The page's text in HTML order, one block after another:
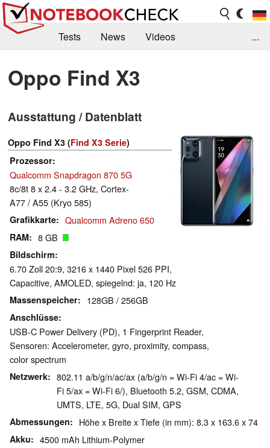
Tests News
Videos
Kaufberatung
Deals Suche
Forum
...
Oppo Find X3
Ausstattung / Datenblatt
Oppo Find X3 (Find X3 Serie)
Prozessor
Qualcomm Snapdragon 870 5G
8c/8t 8 x 2.4 - 3.2 GHz, Cortex-
A77 / A55 (Kryo 585)
Grafikkarte Qualcomm Adreno 650
RAM 8 GB
Bildschirm
6.70 Zoll 20:9, 3216 x 1440 Pixel 526 PPI,
Capacitive, AMOLED, spiegelnd: ja, 120 Hz
Massenspeicher 128GB / 256GB
Anschlüsse
USB-C Power Delivery (PD), 1 Fingerprint Reader,
Sensoren: Accelerometer, gyro, proximity, compass,
color spectrum
Netzwerk
802.11 a/b/g/n/ac/ax (a/b/g/n = Wi-Fi 4/ac = Wi-
Fi 5/ax = Wi-Fi 6/), Bluetooth 5.2, GSM, CDMA,
UMTS, LTE, 5G, Dual SIM, GPS
Abmessungen Höhe x Breite x Tiefe (in mm): 8.3 x 163.6 x 74
Akku 4500 mAh Lithium-Polymer